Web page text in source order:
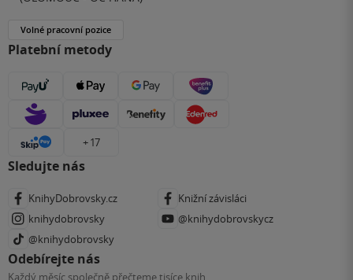
Volné pracovní pozice
Platební metody
+ 17
Sledujte nás
KnihyDobrovsky.cz
Knižní závisláci
knihydobrovsky
@knihydobrovskycz
@knihydobrovsky
Odebírejte nás
Každý měsíc společně přečteme tisíce knih